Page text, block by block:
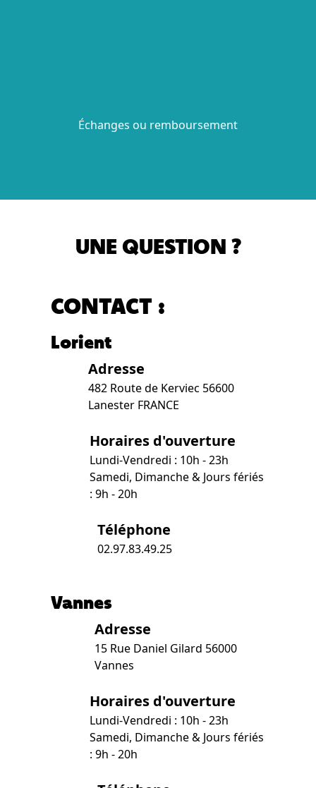
Échanges ou remboursement
UNE QUESTION ?
CONTACT :
Lorient
Adresse
482 Route de Kerviec 56600
Lanester FRANCE
Horaires d'ouverture
Lundi-Vendredi : 10h - 23h
Samedi, Dimanche & Jours fériés
: 9h - 20h
Téléphone
02.97.83.49.25
Vannes
Adresse
15 Rue Daniel Gilard 56000
Vannes
Horaires d'ouverture
Lundi-Vendredi : 10h - 23h
Samedi, Dimanche & Jours fériés
: 9h - 20h